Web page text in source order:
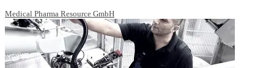
Medical Pharma Resource GmbH